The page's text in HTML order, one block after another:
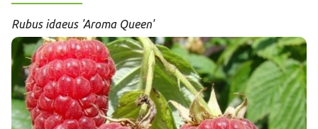
Rubus idaeus 'Aroma Queen'